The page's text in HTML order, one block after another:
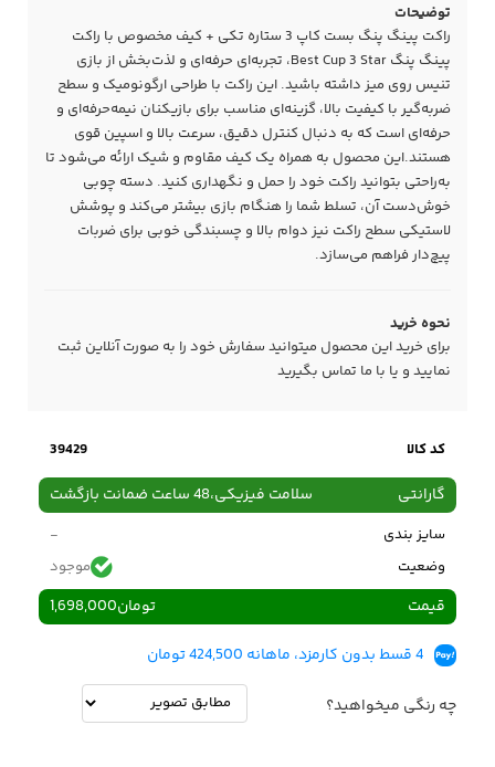
توضیحات
راکت پینگ پنگ بست کاپ 3 ستاره تکی + کیف مخصوص با راکت
پینگ پنگ Best Cup 3 Star، تجربه‌ای حرفه‌ای و لذت‌بخش از بازی
تنیس روی میز داشته باشید. این راکت با طراحی ارگونومیک و سطح
ضربه‌گیر با کیفیت بالا، گزینه‌ای مناسب برای بازیکنان نیمه‌حرفه‌ای و
حرفه‌ای است که به دنبال کنترل دقیق، سرعت بالا و اسپین قوی
هستند.این محصول به همراه یک کیف مقاوم و شیک ارائه می‌شود تا
به‌راحتی بتوانید راکت خود را حمل و نگهداری کنید. دسته چوبی
خوش‌دست آن، تسلط شما را هنگام بازی بیشتر می‌کند و پوشش
لاستیکی سطح راکت نیز دوام بالا و چسبندگی خوبی برای ضربات
پیچ‌دار فراهم می‌سازد.
نحوه خرید
برای خرید این محصول میتوانید سفارش خود را به صورت آنلاین ثبت
نمایید و یا با ما تماس بگیرید
کد کالا 39429
گارانتی سلامت فیزیکی،48 ساعت ضمانت بازگشت
سایز بندی
-
وضعیت
موجود
قیمت 1,698,000تومان
4 قسط بدون کارمزد، ماهانه 424,500 تومان
چه رنگی میخواهید؟